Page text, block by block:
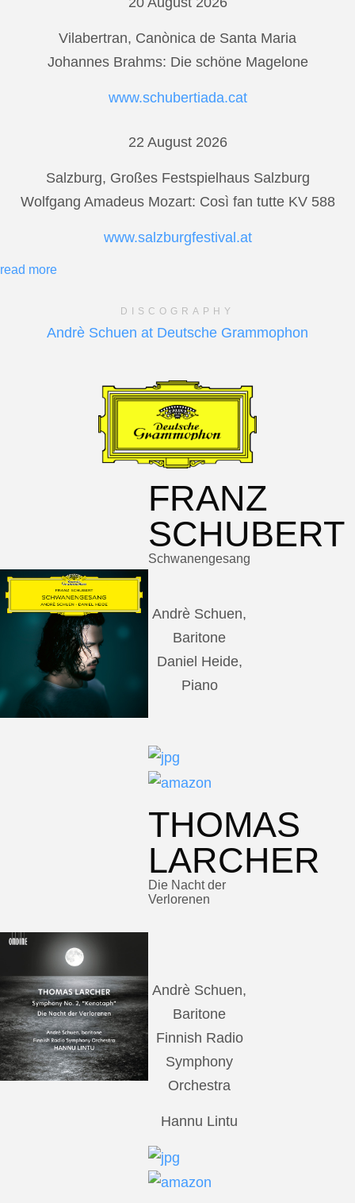
Vilabertran, Canònica de Santa Maria
Johannes Brahms: Die schöne Magelone
www.schubertiada.cat
22 August 2026
Salzburg, Großes Festspielhaus Salzburg
Wolfgang Amadeus Mozart: Così fan tutte KV 588
www.salzburgfestival.at
read more
DISCOGRAPHY
Andrè Schuen at Deutsche Grammophon
FRANZ
SCHUBERT
Schwanengesang
Andrè Schuen,
Baritone
Daniel Heide,
Piano
THOMAS
LARCHER
Die Nacht der
Verlorenen
Andrè Schuen,
Baritone
Finnish Radio
Symphony
Orchestra
Hannu Lintu